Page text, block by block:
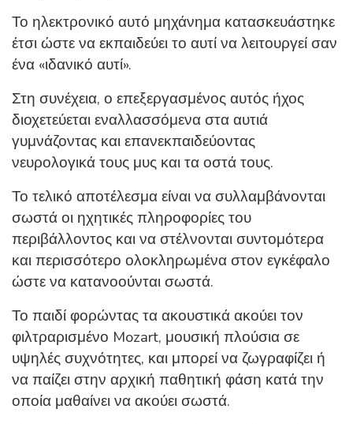
Το ηλεκτρονικό αυτό μηχάνημα κατασκευάστηκε
έτσι ώστε να εκπαιδεύει το αυτί να λειτουργεί σαν
ένα «ιδανικό αυτί».
Στη συνέχεια, ο επεξεργασμένος αυτός ήχος
διοχετεύεται εναλλασσόμενα στα αυτιά
γυμνάζοντας και επανεκπαιδεύοντας
νευρολογικά τους μυς και τα οστά τους.
Το τελικό αποτέλεσμα είναι να συλλαμβάνονται
σωστά οι ηχητικές πληροφορίες του
περιβάλλοντος και να στέλνονται συντομότερα
και περισσότερο ολοκληρωμένα στον εγκέφαλο
ώστε να κατανοούνται σωστά.
Το παιδί φορώντας τα ακουστικά ακούει τον
φιλτραρισμένο Mozart, μουσική πλούσια σε
υψηλές συχνότητες, και μπορεί να ζωγραφίζει ή
να παίζει στην αρχική παθητική φάση κατά την
οποία μαθαίνει να ακούει σωστά.